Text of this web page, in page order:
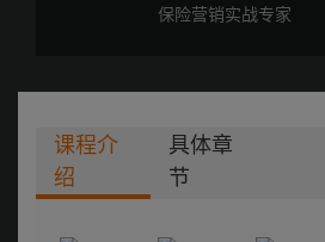
保险营销实战专家
课程介
绍
具体章
节